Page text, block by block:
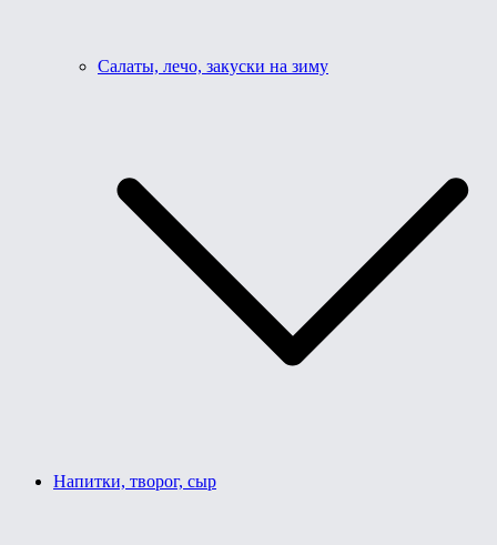
Салаты, лечо, закуски на зиму
Напитки, творог, сыр